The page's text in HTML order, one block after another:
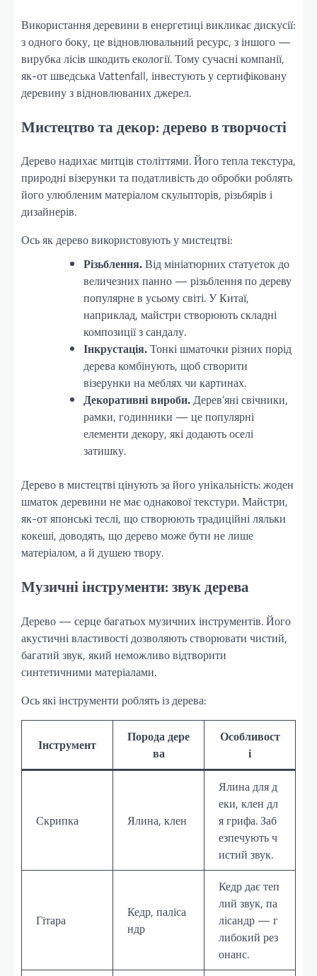
Використання деревини в енергетиці викликає дискусії:
з одного боку, це відновлювальний ресурс, з іншого —
вирубка лісів шкодить екології. Тому сучасні компанії,
як-от шведська Vattenfall, інвестують у сертифіковану
деревину з відновлюваних джерел.
Мистецтво та декор: дерево в творчості
Дерево надихає митців століттями. Його тепла текстура,
природні візерунки та податливість до обробки роблять
його улюбленим матеріалом скульпторів, різьбярів і
дизайнерів.
Ось як дерево використовують у мистецтві:
Різьблення.Від мініатюрних статуеток до
величезних панно — різьблення по дереву
популярне в усьому світі. У Китаї,
наприклад, майстри створюють складні
композиції з сандалу.
Інкрустація.Тонкі шматочки різних порід
дерева комбінують, щоб створити
візерунки на меблях чи картинах.
Декоративні вироби.Дерев’яні свічники,
рамки, годинники — це популярні
елементи декору, які додають оселі
затишку.
Дерево в мистецтві цінують за його унікальність: жоден
шматок деревини не має однакової текстури. Майстри,
як-от японські теслі, що створюють традиційні ляльки
кокеші, доводять, що дерево може бути не лише
матеріалом, а й душею твору.
Музичні інструменти: звук дерева
Дерево — серце багатьох музичних інструментів. Його
акустичні властивості дозволяють створювати чистий,
багатий звук, який неможливо відтворити
синтетичними матеріалами.
Ось які інструменти роблять із дерева:
Інструмент
Порода дере
ва
Особливост
і
Скрипка Ялина, клен
Ялина для д
еки, клен дл
я грифа. Заб
езпечують ч
истий звук.
Гітара
Кедр, паліса
ндр
Кедр дає теп
лий звук, па
лісандр — г
либокий рез
онанс.